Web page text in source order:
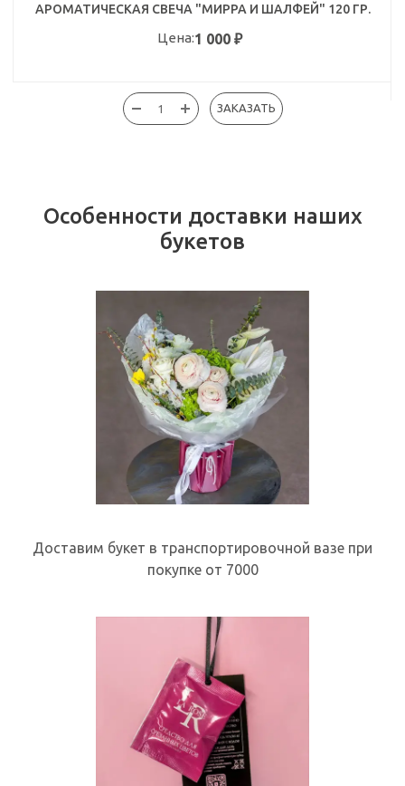
АРОМАТИЧЕСКАЯ СВЕЧА "МИРРА И ШАЛФЕЙ" 120 ГР.
Цена:1 000₽
ЗАКАЗАТЬ
Особенности доставки наших
букетов
Доставим букет в транспортировочной вазе при
покупке от 7000